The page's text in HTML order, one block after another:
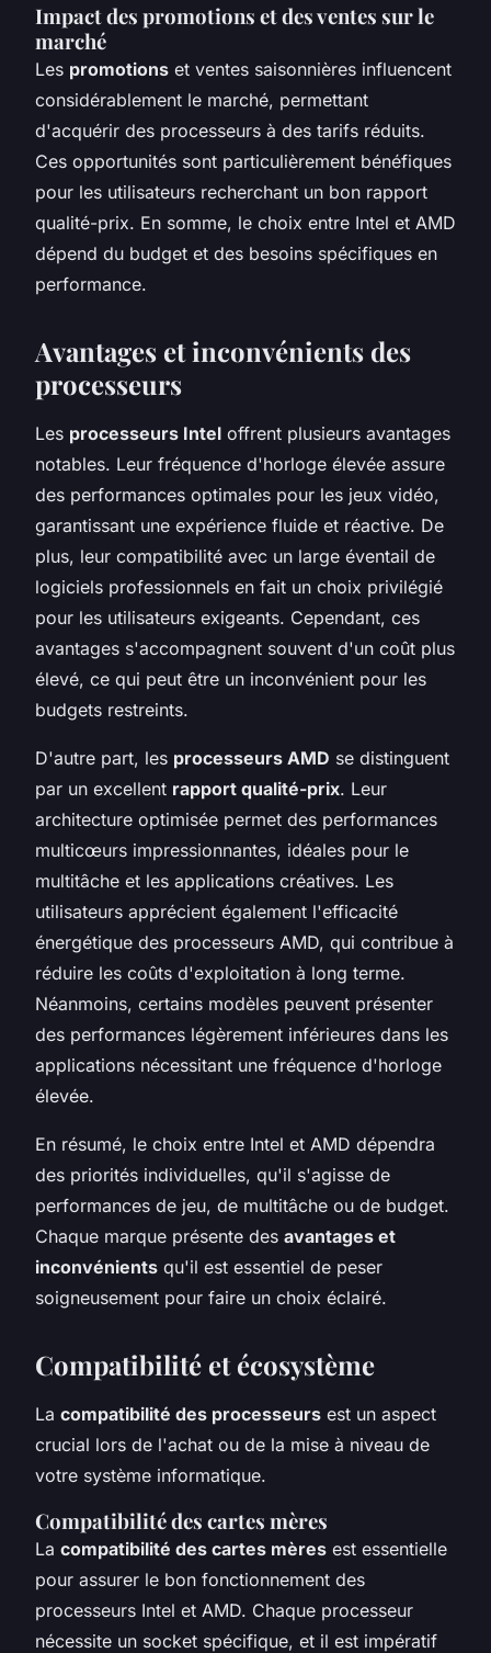
Impact des promotions et des ventes sur le
marché
Les promotions et ventes saisonnières influencent
considérablement le marché, permettant
d'acquérir des processeurs à des tarifs réduits.
Ces opportunités sont particulièrement bénéfiques
pour les utilisateurs recherchant un bon rapport
qualité-prix. En somme, le choix entre Intel et AMD
dépend du budget et des besoins spécifiques en
performance.
Avantages et inconvénients des
processeurs
Les processeurs Intel offrent plusieurs avantages
notables. Leur fréquence d'horloge élevée assure
des performances optimales pour les jeux vidéo,
garantissant une expérience fluide et réactive. De
plus, leur compatibilité avec un large éventail de
logiciels professionnels en fait un choix privilégié
pour les utilisateurs exigeants. Cependant, ces
avantages s'accompagnent souvent d'un coût plus
élevé, ce qui peut être un inconvénient pour les
budgets restreints.
D'autre part, les processeurs AMD se distinguent
par un excellent rapport qualité-prix. Leur
architecture optimisée permet des performances
multicœurs impressionnantes, idéales pour le
multitâche et les applications créatives. Les
utilisateurs apprécient également l'efficacité
énergétique des processeurs AMD, qui contribue à
réduire les coûts d'exploitation à long terme.
Néanmoins, certains modèles peuvent présenter
des performances légèrement inférieures dans les
applications nécessitant une fréquence d'horloge
élevée.
En résumé, le choix entre Intel et AMD dépendra
des priorités individuelles, qu'il s'agisse de
performances de jeu, de multitâche ou de budget.
Chaque marque présente des avantages et
inconvénients qu'il est essentiel de peser
soigneusement pour faire un choix éclairé.
Compatibilité et écosystème
La compatibilité des processeurs est un aspect
crucial lors de l'achat ou de la mise à niveau de
votre système informatique.
Compatibilité des cartes mères
La compatibilité des cartes mères est essentielle
pour assurer le bon fonctionnement des
processeurs Intel et AMD. Chaque processeur
nécessite un socket spécifique, et il est impératif